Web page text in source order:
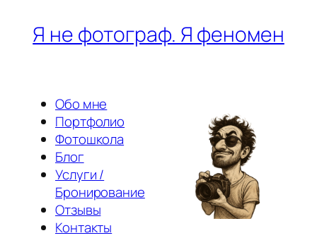
ПерейтиЯ не фотограф. Я феномен
Обо мне
Портфолио
Фотошкола
Блог
Услуги /
Бронирование
Отзывы
Контакты